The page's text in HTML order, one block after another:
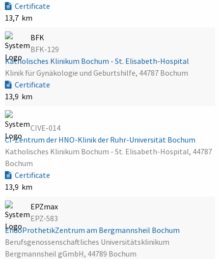
Certificate
13,7 km
BFK
BFK-129
Katholisches Klinikum Bochum - St. Elisabeth-Hospital
Klinik für Gynäkologie und Geburtshilfe, 44787 Bochum
Certificate
13,9 km
CIVE-014
CI-Zentrum der HNO-Klinik der Ruhr-Universität Bochum
Katholisches Klinikum Bochum - St. Elisabeth-Hospital, 44787
Bochum
Certificate
13,9 km
EPZmax
EPZ-583
EndoProthetikZentrum am Bergmannsheil Bochum
Berufsgenossenschaftliches Universitätsklinikum
Bergmannsheil gGmbH, 44789 Bochum